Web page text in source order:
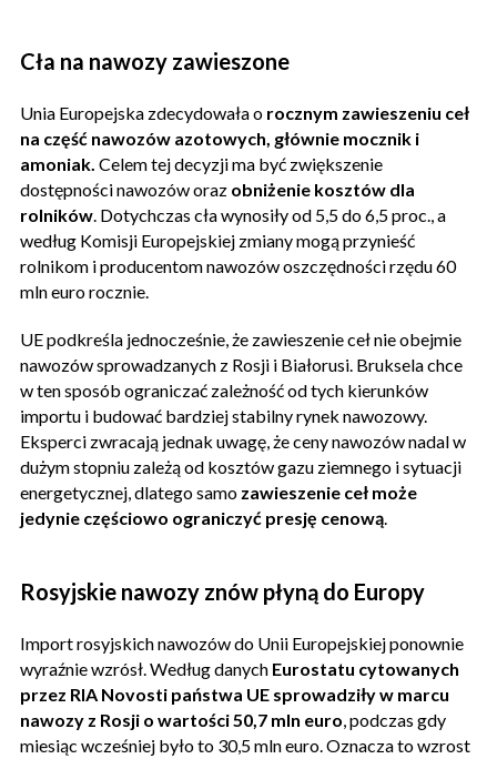
Cła na nawozy zawieszone
Unia Europejska zdecydowała o rocznym zawieszeniu ceł
na część nawozów azotowych, głównie mocznik i
amoniak. Celem tej decyzji ma być zwiększenie
dostępności nawozów oraz obniżenie kosztów dla
rolników. Dotychczas cła wynosiły od 5,5 do 6,5 proc., a
według Komisji Europejskiej zmiany mogą przynieść
rolnikom i producentom nawozów oszczędności rzędu 60
mln euro rocznie.
UE podkreśla jednocześnie, że zawieszenie ceł nie obejmie
nawozów sprowadzanych z Rosji i Białorusi. Bruksela chce
w ten sposób ograniczać zależność od tych kierunków
importu i budować bardziej stabilny rynek nawozowy.
Eksperci zwracają jednak uwagę, że ceny nawozów nadal w
dużym stopniu zależą od kosztów gazu ziemnego i sytuacji
energetycznej, dlatego samo zawieszenie ceł może
jedynie częściowo ograniczyć presję cenową.
Rosyjskie nawozy znów płyną do Europy
Import rosyjskich nawozów do Unii Europejskiej ponownie
wyraźnie wzrósł. Według danych Eurostatu cytowanych
przez RIA Novosti państwa UE sprowadziły w marcu
nawozy z Rosji o wartości 50,7 mln euro, podczas gdy
miesiąc wcześniej było to 30,5 mln euro. Oznacza to wzrost